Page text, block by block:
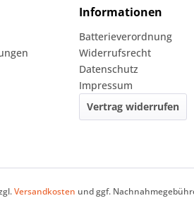
Informationen
Batterieverordnung
Widerrufsrecht
Datenschutz
Impressum
Vertrag widerrufen
Versandkosten und ggf.